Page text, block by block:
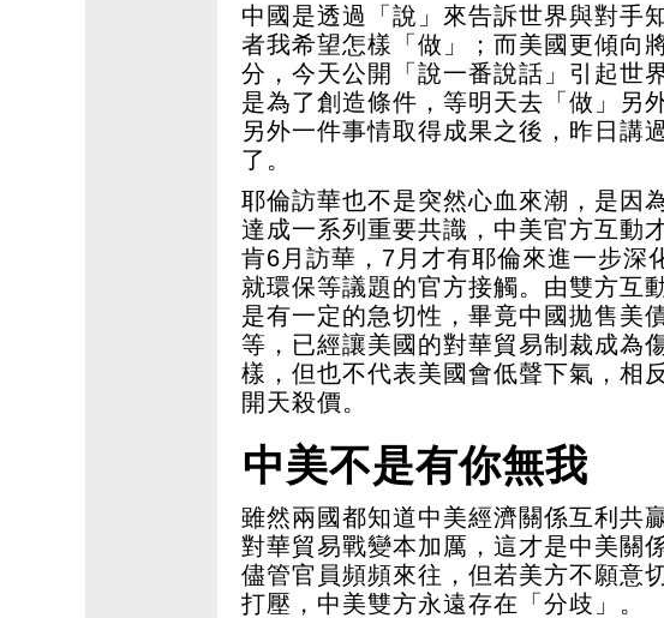
中國是透過「說」來告訴世界與對手
者我希望怎樣「做」；而美國更傾向
分，今天公開「說一番說話」引起世
是為了創造條件，等明天去「做」另
另外一件事情取得成果之後，昨日講
了。
耶倫訪華也不是突然心血來潮，是因
達成一系列重要共識，中美官方互動
肯6月訪華，7月才有耶倫來進一步深
就環保等議題的官方接觸。由雙方互
是有一定的急切性，畢竟中國拋售美
等，已經讓美國的對華貿易制裁成為
樣，但也不代表美國會低聲下氣，相
開天殺價。
中美不是有你無我
雖然兩國都知道中美經濟關係互利共
對華貿易戰變本加厲，這才是中美關
儘管官員頻頻來往，但若美方不願意
打壓，中美雙方永遠存在「分歧」。